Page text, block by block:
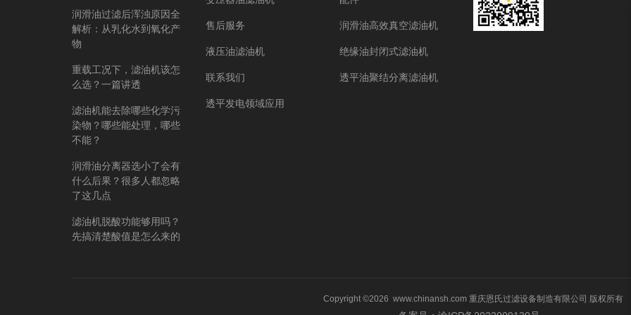
润滑油过滤后浑浊原因全
解析：从乳化水到氧化产
物
重载工况下，滤油机该怎
么选？一篇讲透
滤油机能去除哪些化学污
染物？哪些能处理，哪些
不能？
润滑油分离器选小了会有
什么后果？很多人都忽略
了这几点
滤油机脱酸功能够用吗？
先搞清楚酸值是怎么来的
售后服务
液压油滤油机
联系我们
透平发电领域应用
润滑油高效真空滤油机
绝缘油封闭式滤油机
透平油聚结分离滤油机
Copyright ©2026 www.chinansh.com 重庆恩氏过滤设备制造有限公司 版权所有